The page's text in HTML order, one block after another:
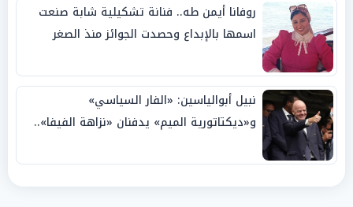
روفانا أيمن طه.. فنانة تشكيلية شابة صنعت
اسمها بالإبداع وحصدت الجوائز منذ الصغر
نبيل أبوالياسين: «الفار السياسي»
و«ديكتاتورية الميم» يدفنان «نزاهة الفيفا»..